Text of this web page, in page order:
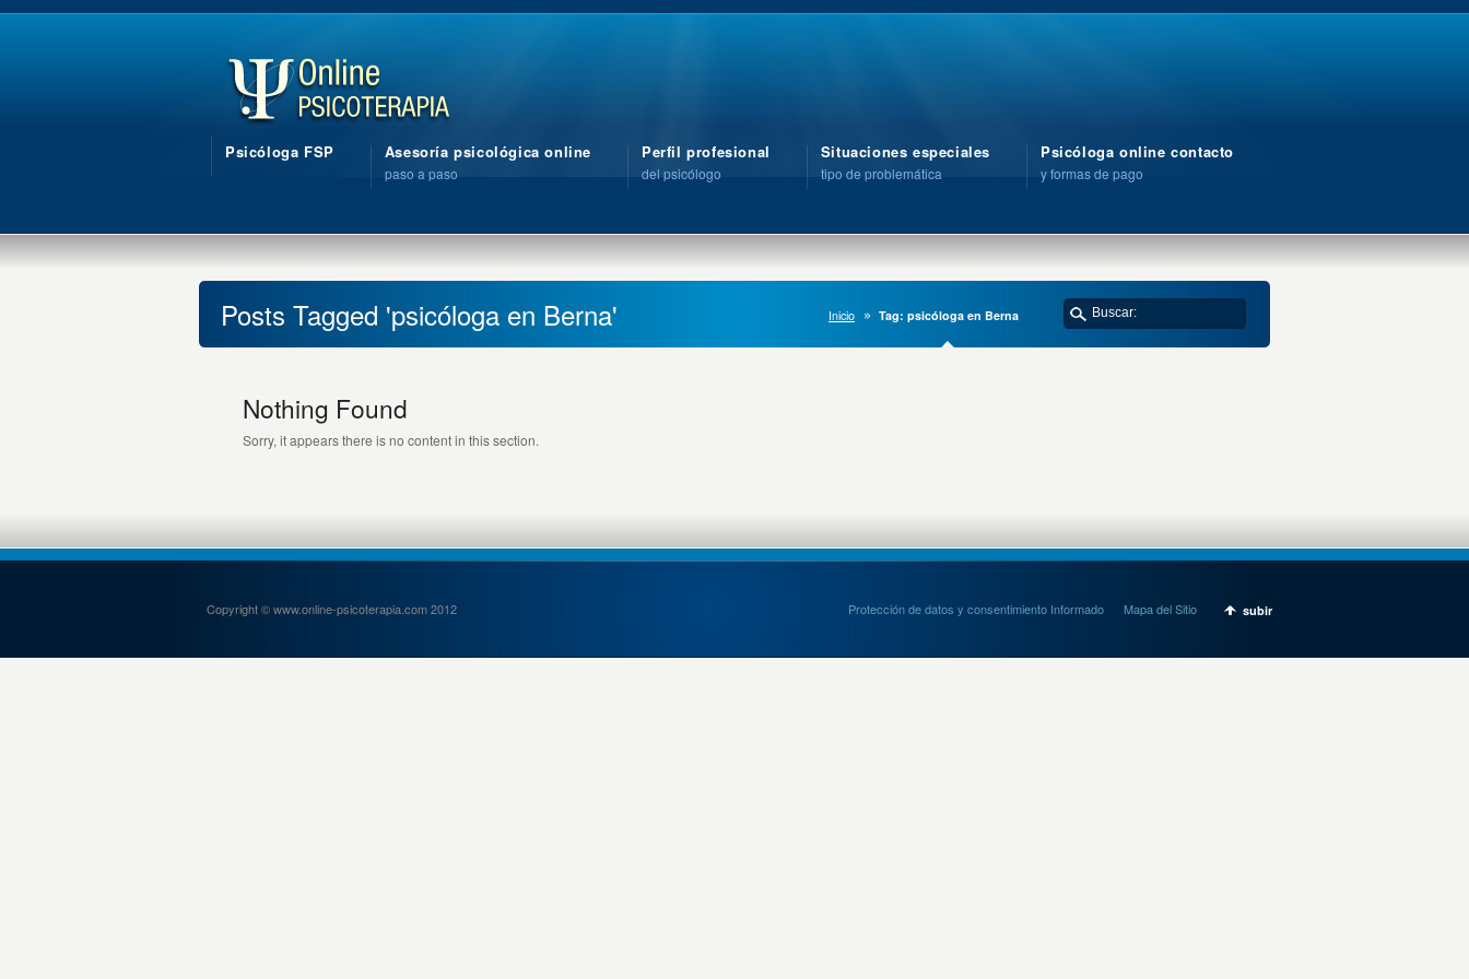
Psicóloga FSP Asesoría psicológica online
paso a paso
Perfil profesional
del psicólogo
Situaciones especiales
tipo de problemática
Psicóloga online contacto
y formas de pago
Posts Tagged 'psicóloga en Berna' Inicio Tag: psicóloga en Berna
Nothing Found
Sorry, it appears there is no content in this section.
Copyright © www.online-psicoterapia.com 2012 subir
Protección de datos y consentimiento Informado Mapa del Sitio